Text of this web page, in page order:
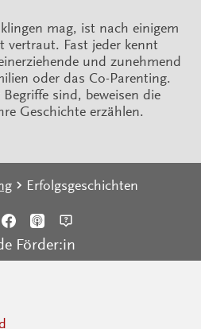
mag, ist nach einigem
vertraut. Fast jeder kennt
und zunehmend
oder das Co-Parenting.
sind, beweisen die
Geschichte erzählen.
Erfolgsgeschichten
Förder:in